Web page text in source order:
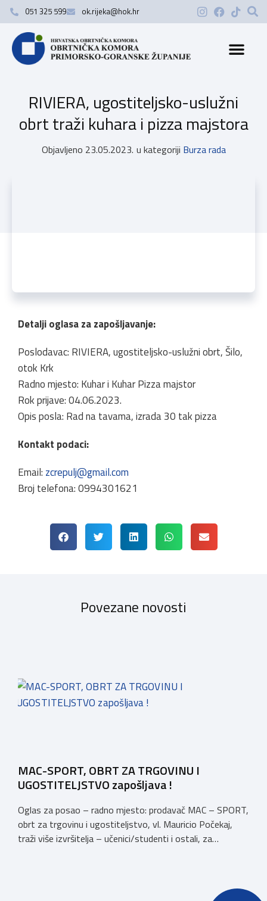
051 325 599 ok.rijeka@hok.hr
RIVIERA, ugostiteljsko-uslužni
obrt traži kuhara i pizza majstora
Objavljeno 23.05.2023. u kategoriji Burza rada
Detalji oglasa za zapošljavanje:
Poslodavac: RIVIERA, ugostiteljsko-uslužni obrt, Šilo,
otok Krk
Radno mjesto: Kuhar i Kuhar Pizza majstor
Rok prijave: 04.06.2023.
Opis posla: Rad na tavama, izrada 30 tak pizza
Kontakt podaci:
Email: zcrepulj@gmail.com
Broj telefona: 0994301621
Povezane novosti
MAC-SPORT, OBRT ZA TRGOVINU I
UGOSTITELJSTVO zapošljava !
Oglas za posao – radno mjesto: prodavač MAC – SPORT,
obrt za trgovinu i ugostiteljstvo, vl. Mauricio Počekaj,
traži više izvršitelja – učenici/studenti i ostali, za